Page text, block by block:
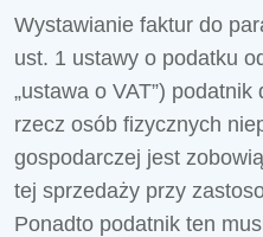
Wystawianie faktur do
ust. 1 ustawy o podatku
„ustawa o VAT”)
rzecz osób fizycznych
gospodarczej jest
tej sprzedaży przy
Ponadto podatnik ten